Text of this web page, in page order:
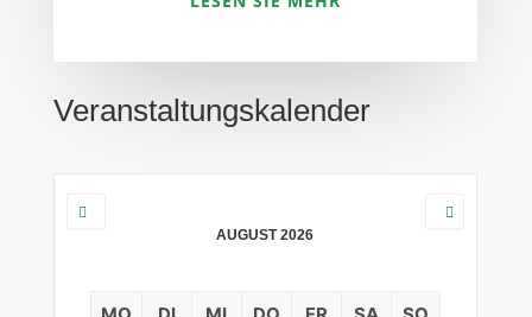
Veranstaltungskalender
AUGUST 2026